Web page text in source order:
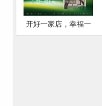
开好一家店，幸福一